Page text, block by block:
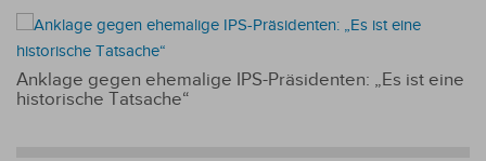
Anklage gegen ehemalige IPS-Präsidenten: „Es ist eine
historische Tatsache“